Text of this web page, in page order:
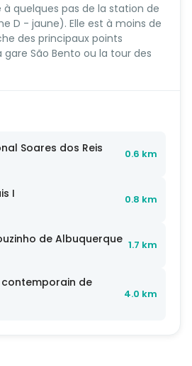
à quelques pas de la station de
D - jaune). Elle est à moins de
des principaux points
São Bento ou la tour des
Soares dos Reis 0.6 km
I 0.8 km
de Albuquerque 1.7 km
contemporain de
4.0 km